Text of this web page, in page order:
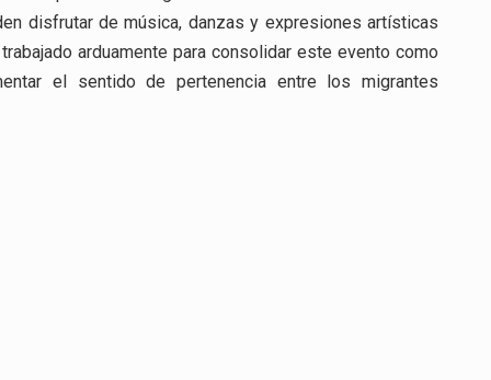
disfrutar de música, danzas y expresiones artísticas
arduamente para consolidar este evento como
el sentido de pertenencia entre los migrantes